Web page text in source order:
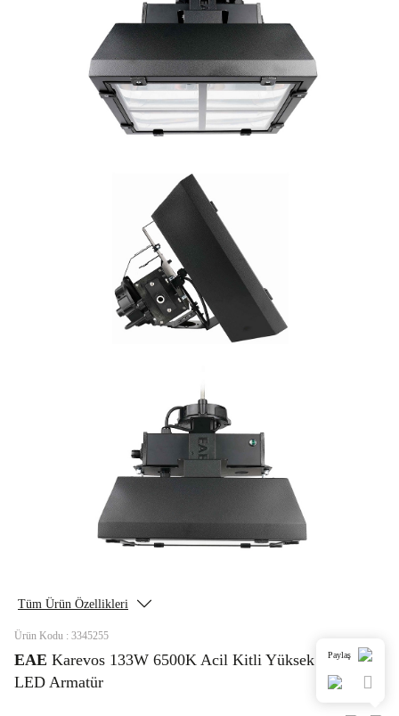
Tüm Ürün Özellikleri
Ürün Kodu : 3345255
EAE Karevos 133W 6500K Acil Kitli Yüksek Tavan
LED Armatür
Paylaş